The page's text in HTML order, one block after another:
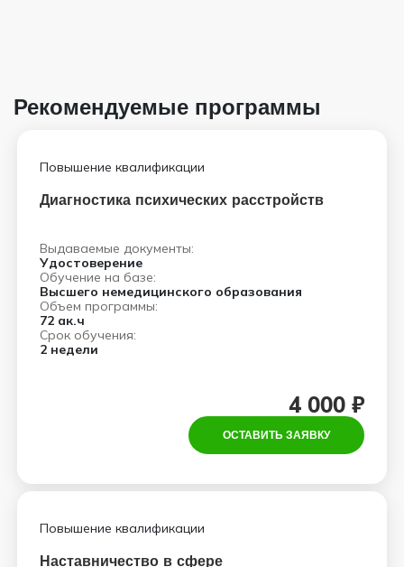
Рекомендуемые программы
Повышение квалификации
Диагностика психических расстройств
Выдаваемые документы:
Удостоверение
Обучение на базе:
Высшего немедицинского образования
Объем программы:
72 ак.ч
Срок обучения:
2 недели
4 000 ₽
ОСТАВИТЬ ЗАЯВКУ
Повышение квалификации
Наставничество в сфере